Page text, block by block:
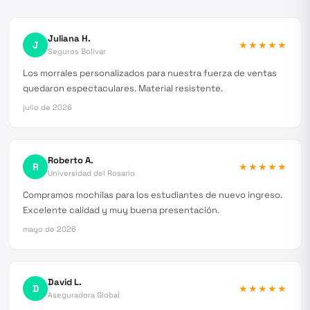
J Juliana H.
Seguros Bolívar
★★★★★
Los morrales personalizados para nuestra fuerza de ventas
quedaron espectaculares. Material resistente.
julio de 2026
R Roberto A.
Universidad del Rosario
★★★★★
Compramos mochilas para los estudiantes de nuevo ingreso.
Excelente calidad y muy buena presentación.
mayo de 2026
D David L.
Aseguradora Global
★★★★★